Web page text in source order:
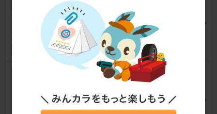
キャラバンコーチ
ルリおさん
0
リアゲートドアロックアクチュ
キャラバンコーチ [E24]